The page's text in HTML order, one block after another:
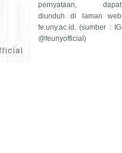
pernyataan, dapat
diunduh di laman web
fe.uny.ac.id. (sumber : IG
@feunyofficial)